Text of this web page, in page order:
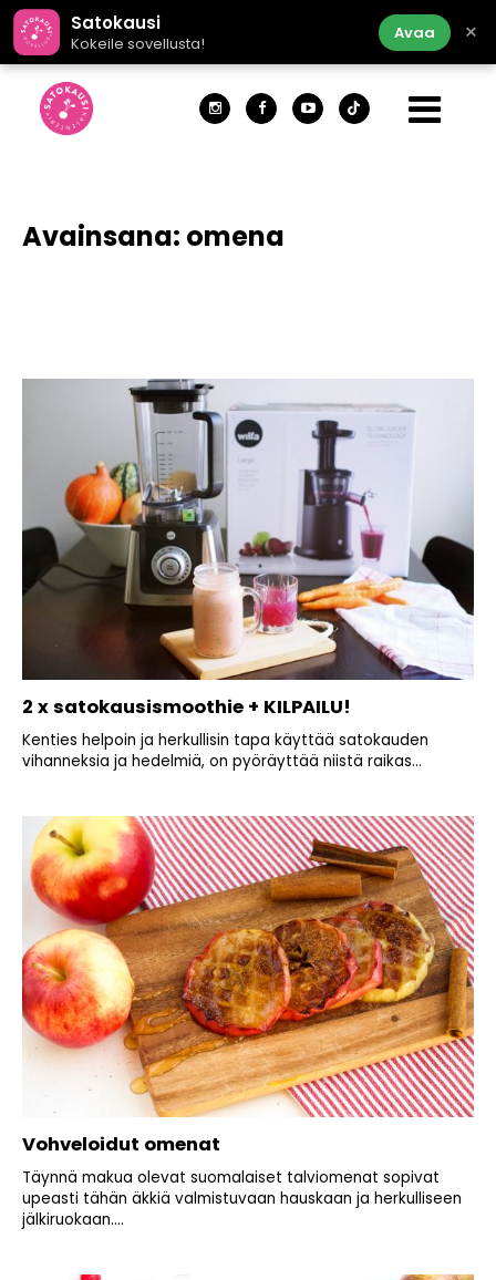
Satokausi
Kokeile sovellusta!
Avaa ×
Avainsana: omena
2 x satokausismoothie + KILPAILU!
Kenties helpoin ja herkullisin tapa käyttää satokauden
vihanneksia ja hedelmiä, on pyöräyttää niistä raikas...
Vohveloidut omenat
Täynnä makua olevat suomalaiset talviomenat sopivat
upeasti tähän äkkiä valmistuvaan hauskaan ja herkulliseen
jälkiruokaan....